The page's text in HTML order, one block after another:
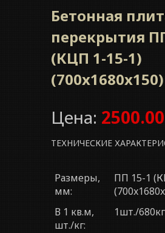
Бетонная
перекрытия
(КЦП 1-15-1)
(700x1680x150)
Цена: 2500.00
ТЕХНИЧЕСКИЕ
Размеры,
мм:
ПП 15-1
В 1 кв.м,
шт./кг:
1шт./680кг